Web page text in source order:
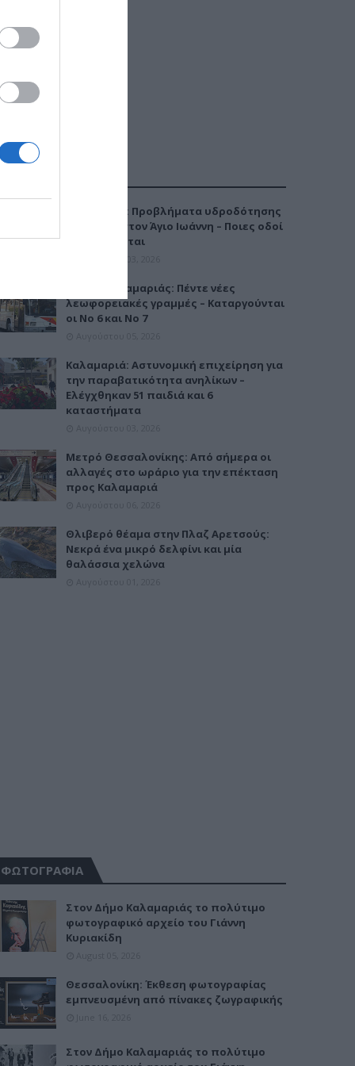
Καλαμαριά: Προβλήματα υδροδότησης
την Τρίτη στον Άγιο Ιωάννη – Ποιες οδοί
επηρεάζονται
Μετρό Καλαμαριάς: Πέντε νέες
λεωφορειακές γραμμές – Καταργούνται
οι Νο 6 και Νο 7
Καλαμαριά: Αστυνομική επιχείρηση για
την παραβατικότητα ανηλίκων –
Ελέγχθηκαν 51 παιδιά και 6
καταστήματα
Μετρό Θεσσαλονίκης: Από σήμερα οι
αλλαγές στο ωράριο για την επέκταση
προς Καλαμαριά
Θλιβερό θέαμα στην Πλαζ Αρετσούς:
Νεκρά ένα μικρό δελφίνι και μία
θαλάσσια χελώνα
ΦΩΤΟΓΡΑΦΙΑ
Στον Δήμο Καλαμαριάς το πολύτιμο
φωτογραφικό αρχείο του Γιάννη
Κυριακίδη
Θεσσαλονίκη: Έκθεση φωτογραφίας
εμπνευσμένη από πίνακες ζωγραφικής
Στον Δήμο Καλαμαριάς το πολύτιμο